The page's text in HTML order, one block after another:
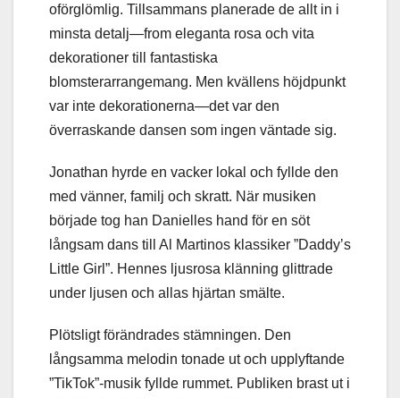
oförglömlig. Tillsammans planerade de allt in i
minsta detalj—from eleganta rosa och vita
dekorationer till fantastiska
blomsterarrangemang. Men kvällens höjdpunkt
var inte dekorationerna—det var den
överraskande dansen som ingen väntade sig.
Jonathan hyrde en vacker lokal och fyllde den
med vänner, familj och skratt. När musiken
började tog han Danielles hand för en söt
långsam dans till Al Martinos klassiker ”Daddy’s
Little Girl”. Hennes ljusrosa klänning glittrade
under ljusen och allas hjärtan smälte.
Plötsligt förändrades stämningen. Den
långsamma melodin tonade ut och upplyftande
”TikTok”-musik fyllde rummet. Publiken brast ut i